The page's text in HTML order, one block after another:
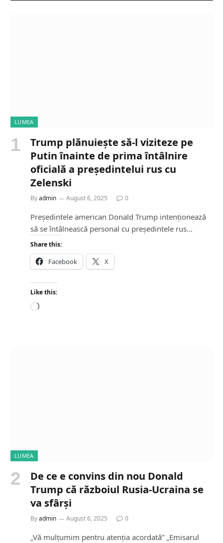
LUMEA
Trump plănuiește să-l viziteze pe
Putin înainte de prima întâlnire
oficială a președintelui rus cu
Zelenski
Byadmin August 6, 2025 0
Președintele american Donald Trump intenționează
să se întâlnească personal cu președintele rus…
Share this:
Facebook X
Like this:
L
LUMEA
De ce e convins din nou Donald
Trump că războiul Rusia-Ucraina se
va sfârși
Byadmin August 6, 2025 0
„Vă mulțumim pentru atenția acordată” „Emisarul